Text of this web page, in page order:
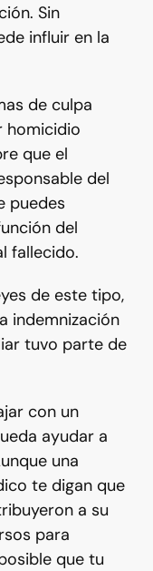
Sin
influir en la
de culpa
homicidio
que el
del
puedes
del
fallecido.
de este tipo,
indemnización
tuvo parte de
con un
ayudar a
una
te digan que
a su
para
que tu